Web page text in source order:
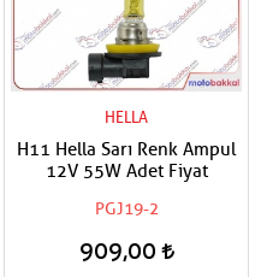
HELLA
H11 Hella Sarı Renk Ampul
12V 55W Adet Fiyat
PGJ19-2
909,00